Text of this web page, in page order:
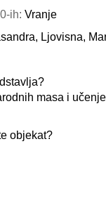
ih: Vranje
Ljovisna,
masa i
objekat?